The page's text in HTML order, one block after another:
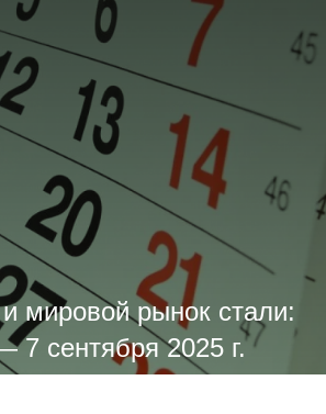
мировой рынок стали:
7 сентября 2025 г.